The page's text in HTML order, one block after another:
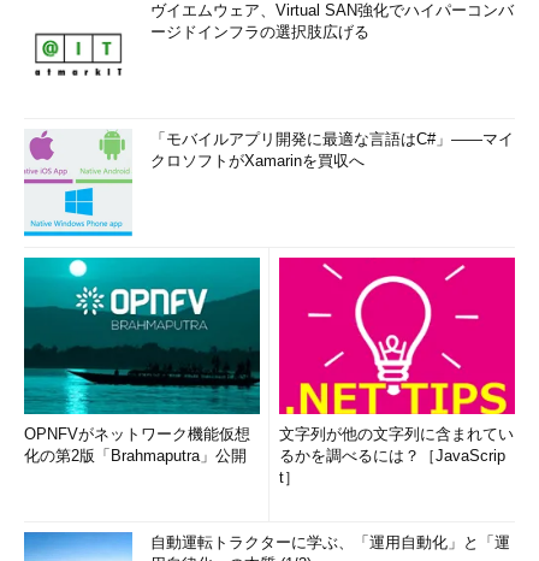
ヴイエムウェア、Virtual SAN強化でハイパーコンバ
ージドインフラの選択肢広げる
「モバイルアプリ開発に最適な言語はC#」――マイ
クロソフトがXamarinを買収へ
OPNFVがネットワーク機能仮想
化の第2版「Brahmaputra」公開
文字列が他の文字列に含まれてい
るかを調べるには？［JavaScrip
t］
自動運転トラクターに学ぶ、「運用自動化」と「運